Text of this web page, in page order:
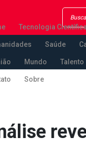
Tecnologia
Saúde
Mundo Talento
Sobre